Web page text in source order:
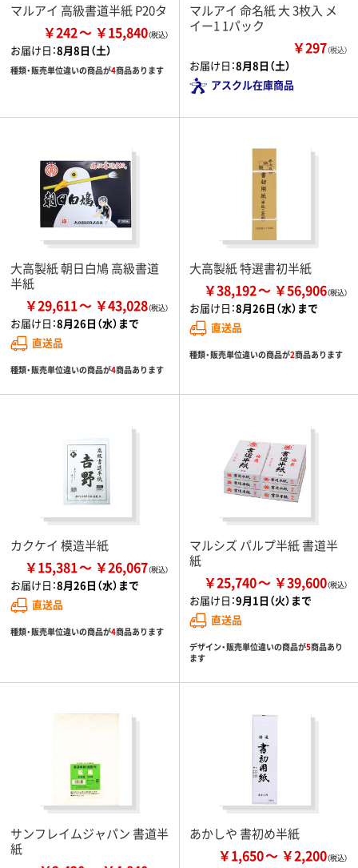
マルアイ 高級書道半紙 P20タ
￥242 ￥15,840
お届け日：8月8日（土）
種類・販売単位違いの商品が4商品あります
マルアイ 命名紙 大 3枚入 メ
イー1 1パック
￥297（税込）
お届け日：8月8日（土）
アスクル在庫商品
大高製紙 朝日白鳩 高級書道
半紙
￥29,611 ￥43,028
お届け日：8月26日（水）まで
直送品
種類・販売単位違いの商品が4商品あります
大高製紙 特選書初半紙
￥38,192 ￥56,906
お届け日：8月26日（水）まで
直送品
種類・販売単位違いの商品が2商品あります
カクケイ 模造半紙
￥15,381 ￥26,067
お届け日：8月26日（水）まで
直送品
種類・販売単位違いの商品が4商品あります
マルシズ パルプ半紙 書道半
紙
￥25,740 ￥39,600
お届け日：9月1日（火）まで
直送品
デザイン・販売単位違いの商品が5商品あり
ます
サンフレイムジャパン 書道半
紙
あかしや 書初め半紙
￥1,650 ￥2,200